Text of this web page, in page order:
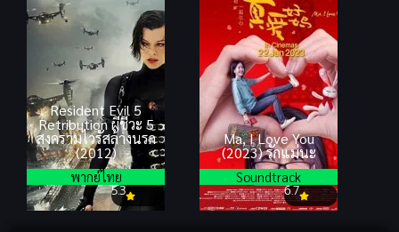
Resident Evil 5
Retribution ผีชีวะ 5
สงครามไวรัสล้างนรก
(2012)
5.3
พากย์ไทย
Ma, I Love You
(2023) รักแม่นะ
6.7
Soundtrack